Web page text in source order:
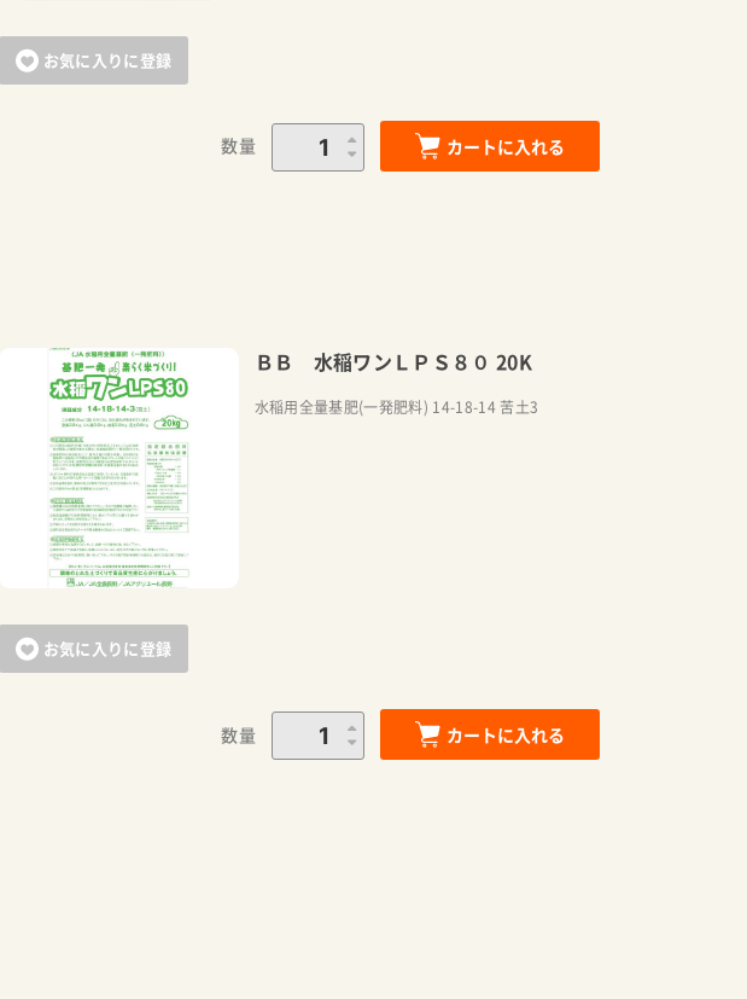
お気に入りに登録
数量 カートに入れる
お気に入りに登録
ＢＢ 水稲ワンＬＰＳ８０ 20K
水稲用全量基肥(一発肥料) 14-18-14 苦土3
数量 カートに入れる